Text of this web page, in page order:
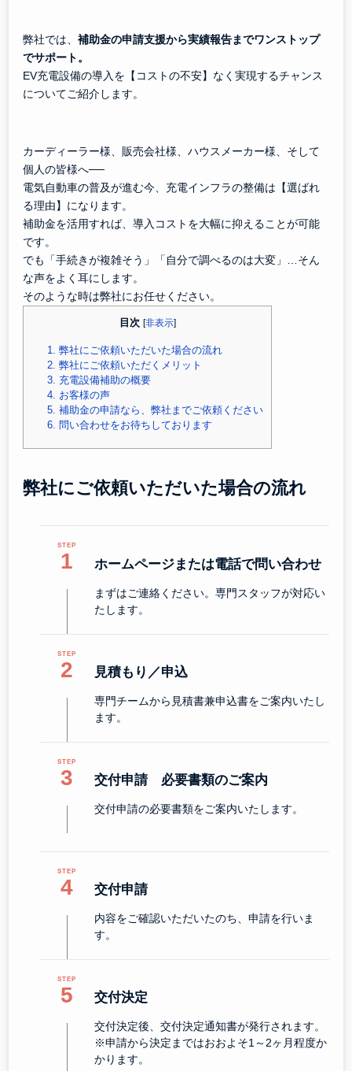
弊社では、補助金の申請支援から実績報告までワンストップ
でサポート。
EV充電設備の導入を【コストの不安】なく実現するチャンス
についてご紹介します。
カーディーラー様、販売会社様、ハウスメーカー様、そして
個人の皆様へ──
電気自動車の普及が進む今、充電インフラの整備は【選ばれ
る理由】になります。
補助金を活用すれば、導入コストを大幅に抑えることが可能
です。
でも「手続きが複雑そう」「自分で調べるのは大変」…そん
な声をよく耳にします。
そのような時は弊社にお任せください。
目次 [非表示]
1.
弊社にご依頼いただいた場合の流れ
2. 弊社にご依頼いただくメリット
3. 充電設備補助の概要
4. お客様の声
5. 補助金の申請なら、弊社までご依頼ください
6. 問い合わせをお待ちしております
弊社にご依頼いただいた場合の流れ
1 ホームページまたは電話で問い合わせ
まずはご連絡ください。専門スタッフが対応い
たします。
2 見積もり／申込
専門チームから見積書兼申込書をご案内いたし
ます。
3 交付申請 必要書類のご案内
交付申請の必要書類をご案内いたします。
4 交付申請
内容をご確認いただいたのち、申請を行いま
す。
5 交付決定
交付決定後、交付決定通知書が発行されます。
※申請から決定まではおおよそ1～2ヶ月程度か
かります。